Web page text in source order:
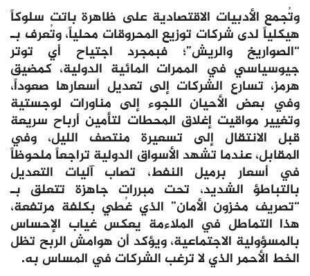
وتُجمع الأدبيات الاقتصادية على ظاهرة باتت سلوكاً
هيكلياً لدى شركات توزيع المحروقات محلياً، وتُعرف بـ
“الصواريخ والريش”؛ فبمجرد اجتياح أي توتر
جيوسياسي في الممرات المائية الدولية، كمضيق
هرمز، تسارع الشركات إلى تعديل أسعارها صعوداً،
وفي بعض الأحيان اللجوء إلى مناورات لوجستية
وتغيير مواقيت إغلاق المحطات لتأمين أرباح سريعة
قبل الانتقال إلى تسعيرة منتصف الليل، وفي
المقابل، عندما تشهد الأسواق الدولية تراجعاً ملحوظاً
في أسعار برميل النفط، تصاب آليات التعديل
بالتباطؤ الشديد، تحت مبررات جاهزة تتعلق بـ
“تصريف مخزون الأمان” الذي غُطي بكلفة مرتفعة،
هذا التماطل في الملاءمة يعكس غياب الإحساس
بالمسؤولية الاجتماعية، ويؤكد أن هوامش الربح تظل
الخط الأحمر الذي لا ترغب الشركات في المساس به.